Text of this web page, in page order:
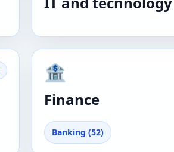
🏦
Finance
Banking (52)